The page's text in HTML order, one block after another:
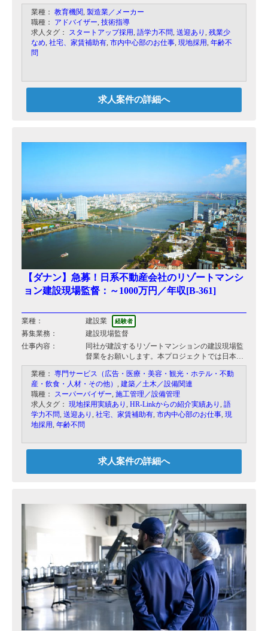
ただきます。
特に機械加工、電気機器の組み立てに関して力を
発揮していただきます。
その他日本語の指導なども行っていただきます。
業種： 教育機関, 製造業／メーカー
職種： アドバイザー, 技術指導
求人タグ： スタートアップ採用, 語学力不問, 送迎あり , 残業少
なめ, 社宅、家賃補助有, 市内中心部のお仕事, 現地採用, 年齢不
問
求人案件の詳細へ
【ダナン】急募！日系不動産会社のリゾートマンシ
ョン建設現場監督：～1000万円／年収[B-361]
業種： 建設業 経験者
募集業務：
建設現場監督
仕事内容：
同社が建設するリゾートマンションの建設現場監
督業をお願いします。本プロジェクトでは日本人
現場監督が指揮を執り、現地スタッフと連携をと
りながら現場のベトナム人ワーカーに落とし込ん
でいき、事業を完遂していただく予定です。
業種： 専門サービス（広告・医療・美容・観光・ホテル・不動
産・飲食・人材・その他）
建築／土木／設備関連
職種：
スーパーバイザー 施工管理／設備管理
求人タグ： 現地採用実績あり HR-Linkからの紹介実績あり
語
学力不問 送迎あり 社宅、家賃補助有 市内中心部のお仕事 現
地採用 年齢不問
求人案件の詳細へ